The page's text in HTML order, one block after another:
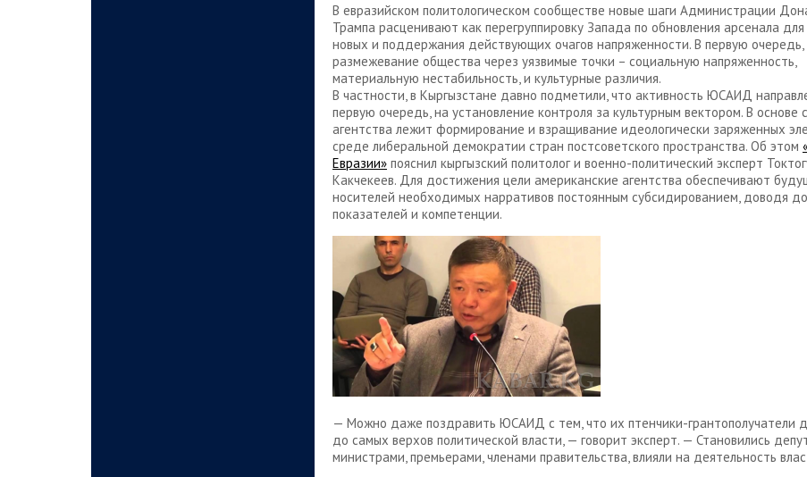
В евразийском политологическом сообществе новые шаги Администрации
Трампа расценивают как перегруппировку Запада по обновления арсенала для
новых и поддержания действующих очагов напряженности. В первую очередь,
размежевание общества через уязвимые точки – социальную напряженность,
материальную нестабильность, и культурные различия.
В частности, в Кыргызстане давно подметили, что активность ЮСАИД
первую очередь, на установление контроля за культурным вектором. В основе
агентства лежит формирование и взращивание идеологически заряженных
среде либеральной демократии стран постсоветского пространства. Об этом
Евразии» пояснил кыргызский политолог и военно-политический эксперт
Какчекеев. Для достижения цели американские агентства обеспечивают
носителей необходимых нарративов постоянным субсидированием, доводя
показателей и компетенции.
— Можно даже поздравить ЮСАИД с тем, что их птенчики-грантополучатели
до самых верхов политической власти, — говорит эксперт. — Становились
министрами, премьерами, членами правительства, влияли на деятельность